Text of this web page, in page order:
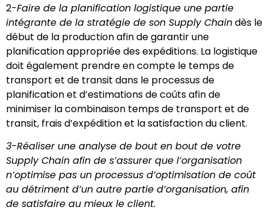
2-Faire de la planification logistique une partie
intégrante de la stratégie de son Supply Chaindès le
début de la production afin de garantir une
planification appropriée des expéditions. La logistique
doit également prendre en compte le temps de
transport et de transit dans le processus de
planification et d’estimations de coûts afin de
minimiser la combinaison temps de transport et de
transit, frais d’expédition et la satisfaction du client.
3-Réaliser une analyse de bout en bout de votre
Supply Chain afin de s’assurer que l’organisation
n’optimise pas un processus d’optimisation de coût
au détriment d’un autre partie d’organisation, afin
de satisfaire au mieux le client.